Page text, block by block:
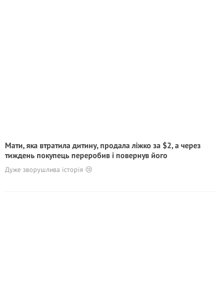
Мати, яка втратила дитину, продала ліжко за $2, а через
тиждень покупець переробив і повернув його
Дуже зворушлива історія 😢